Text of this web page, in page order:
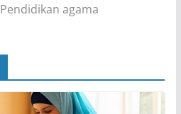
Pendidikan agama